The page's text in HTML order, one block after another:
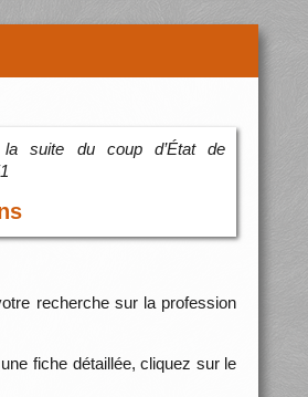
suite du coup d’État de
recherche sur la profession
fiche détaillée, cliquez sur le